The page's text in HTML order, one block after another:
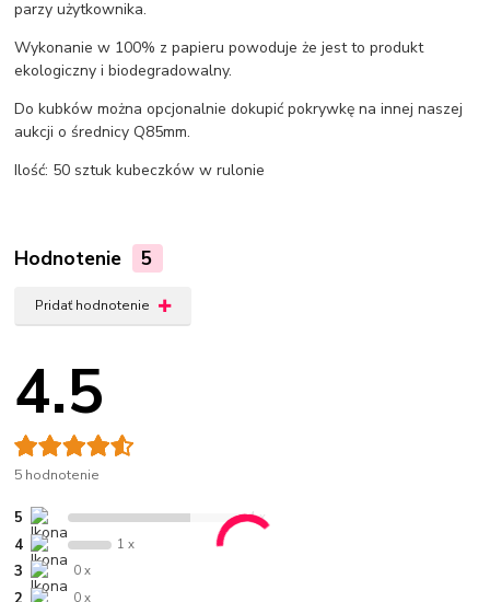
parzy użytkownika.
Wykonanie w 100% z papieru powoduje że jest to produkt
ekologiczny i biodegradowalny.
Do kubków można opcjonalnie dokupić pokrywkę na innej naszej
aukcji o średnicy Q85mm.
Ilość: 50 sztuk kubeczków w rulonie
Hodnotenie 5
Pridať hodnotenie
4.5
5 hodnotenie
5 4 x
4 1 x
3 0 x
0 x